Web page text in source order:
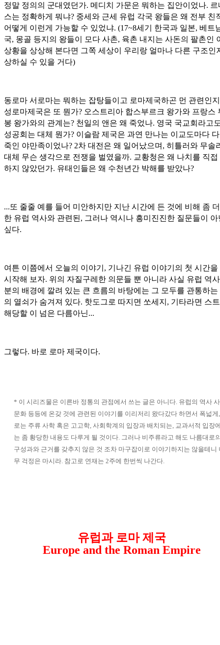
정말 정의의 군대였던가. 메디치 가문은 뭐하는 집안이었나. 르
스는 정확하게 뭐냐? 중세와 근세 유럽 각국 왕들은 왜 전부 친
어떻게 이런게 가능할 수 있었냐. (17~8세기 한국과 일본, 베트
국, 몽골 등지의 왕들이 모다 사촌, 육촌 내지는 사돈의 팔촌인
상황을 상상해 본다면 그쪽 세상이 우리랑 얼마나 다른 구조인
상하실 수 있을 거다)
동로마 서로마는 뭐하는 잡탕들이고 로마제국하곤 먼 관련인
성로마제국은 또 뭔가? 오스트리아 합스부르크 왕가와 프랑스
봉 왕가와의 관계는? 천일의 앤은 왜 죽었나. 영국 국교회라고
성공회는 대체 뭔가? 이슬람 제국은 과연 만나는 이교도마다
죽인 야만족이었나? 2차 대전은 왜 일어났으며, 히틀러와 무솔
대체 무슨 생각으로 전쟁을 벌였을까. 교황청은 왜 나치를 직접
하지 않았던가. 유태인들은 왜 수천년간 박해를 받았나?
...또 줄줄 예를 들어 미안하지만 지난 시간에 든 것에 비해 좀
한 유럽 역사와 관련된, 그러나 역시나 흥미진진한 질문들이 아
싶다.
여튼 이쯤에서 오늘의 이야기, 기나긴 유럽 이야기의 첫 시간을
시작해 보자. 위의 자질구레한 의문들 뿐 아니라 사실 유럽 역
분의 배경에 깔려 있는 큰 흐름의 바탕에는 그 모두를 관통하는
의 열쇠가 숨겨져 있다. 핫도그로 따지면 쏘세지, 기타라면 스
해당할 이 넘은 다름아닌...
그렇다. 바로 로마 제국이다.
* 이 시리즈물은 이른바 정통의 관점에서 쓰는 글은 아니다. 유럽의 역사
문화 등등에 온갖 것에 관련된 이야기를 이리저리 왔다갔다 하면서 폭넓게
로는 주류 사학 혹은 고고학, 사회학계의 입장과 배치되는, 교과서적 입장
는 좀 황당한 내용도 다루게 될 것이다. 그러나 비주류라고 해도 나름대로
구성과와 근거를 갖추지 않은 것 조차 마구잡이로 이야기하지는 않을테니
무 걱정은 마시라. 참고로 연재는 2주에 한번씩 나간다.
유럽과 로마 제국
Europe and the Roman Empire